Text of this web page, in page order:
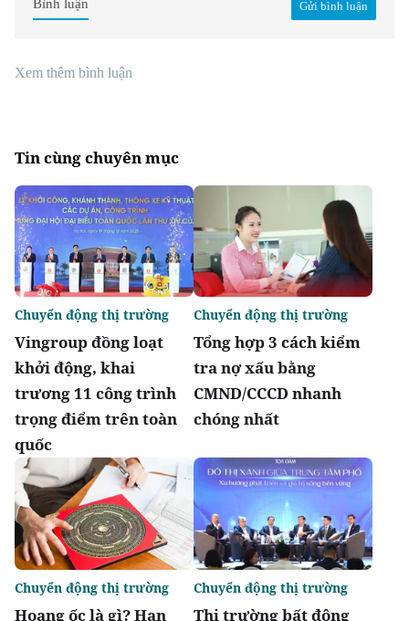
Gửi bình luận
Bình luận
Xem thêm bình luận
Tin cùng chuyên mục
Vingroup đồng loạt
khởi động, khai
trương 11 công trình
trọng điểm trên toàn
quốc
Chuyển động thị trường
Tổng hợp 3 cách kiểm
tra nợ xấu bằng
CMND/CCCD nhanh
chóng nhất
Chuyển động thị trường
Hoang ốc là gì? Hạn
Chuyển động thị trường
Thị trường bất động
Chuyển động thị trường